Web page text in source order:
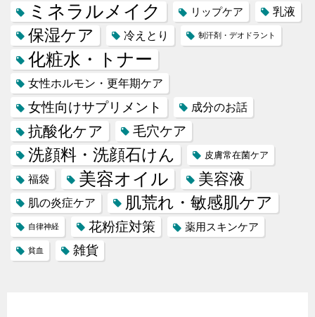
ミネラルメイク リップケア 乳液
保湿ケア 冷えとり 制汗剤・デオドラント
化粧水・トナー
女性ホルモン・更年期ケア
女性向けサプリメント 成分のお話
抗酸化ケア 毛穴ケア
洗顔料・洗顔石けん 皮膚常在菌ケア
福袋 美容オイル 美容液
肌の炎症ケア 肌荒れ・敏感肌ケア
自律神経 花粉症対策 薬用スキンケア
貧血 雑貨